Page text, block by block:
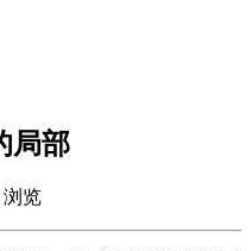
局部
浏览